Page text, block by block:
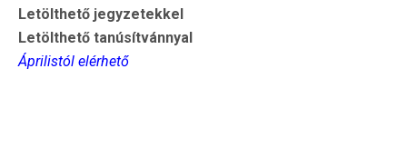
Letölthető jegyzetekkel
Letölthető tanúsítvánnyal
Áprilistól elérhető